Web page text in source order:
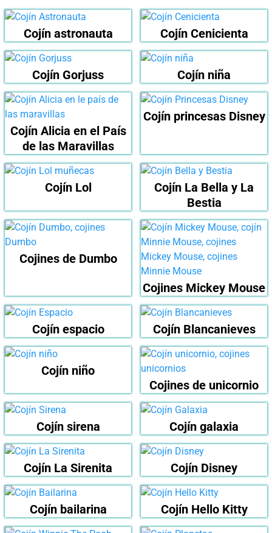
Cojín astronauta Cojín Cenicienta
Cojín Gorjuss Cojín niña
Cojín Alicia en el País
de las Maravillas
Cojín princesas Disney
Cojín Lol
Cojín La Bella y La
Bestia
Cojines de Dumbo
Cojines Mickey Mouse
Cojín espacio Cojín Blancanieves
Cojín niño
Cojines de unicornio
Cojín sirena Cojín galaxia
Cojín La Sirenita Cojín Disney
Cojín bailarina Cojín Hello Kitty